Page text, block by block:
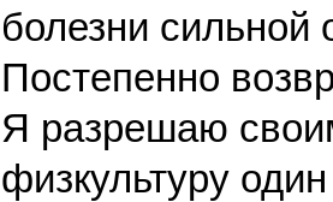
болезни сильной
Постепенно
Я разрешаю
физкультуру